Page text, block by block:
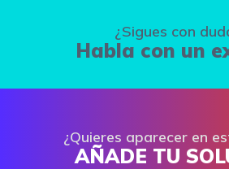
¿Sigues con
Habla con un
¿Quieres aparecer en
AÑADE TU